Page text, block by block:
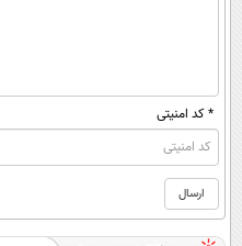
* کد امنیتی